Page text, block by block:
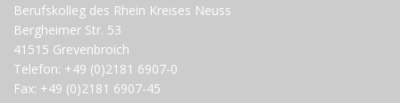
Berufskolleg des Rhein Kreises Neuss
Bergheimer Str. 53
41515 Grevenbroich
Telefon: +49 (0)2181 6907-0
Fax: +49 (0)2181 6907-45